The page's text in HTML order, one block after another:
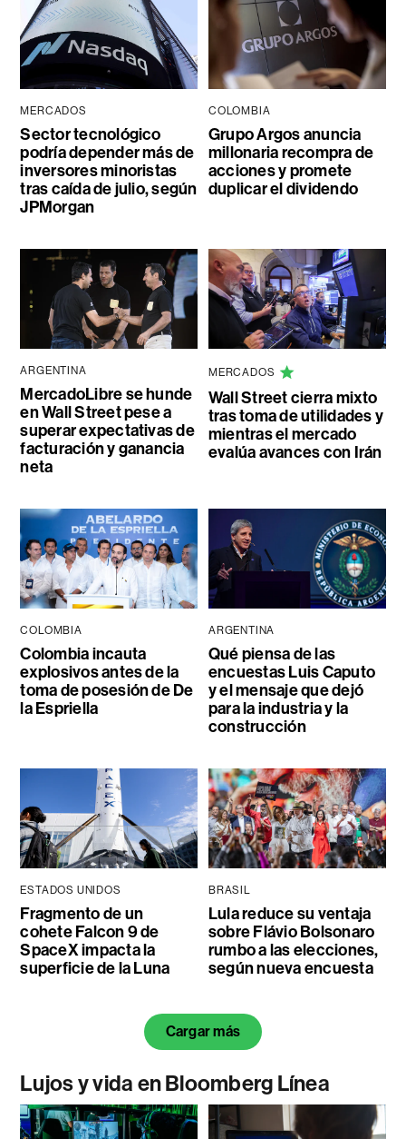
MERCADOS
Sector tecnológico
podría depender más de
inversores minoristas
tras caída de julio, según
JPMorgan
COLOMBIA
Grupo Argos anuncia
millonaria recompra de
acciones y promete
duplicar el dividendo
ARGENTINA
MercadoLibre se hunde
en Wall Street pese a
superar expectativas de
facturación y ganancia
neta
MERCADOS
Wall Street cierra mixto
tras toma de utilidades y
mientras el mercado
evalúa avances con Irán
COLOMBIA
Colombia incauta
explosivos antes de la
toma de posesión de De
la Espriella
ARGENTINA
Qué piensa de las
encuestas Luis Caputo
y el mensaje que dejó
para la industria y la
construcción
ESTADOS UNIDOS
Fragmento de un
cohete Falcon 9 de
SpaceX impacta la
superficie de la Luna
BRASIL
Lula reduce su ventaja
sobre Flávio Bolsonaro
rumbo a las elecciones,
según nueva encuesta
Cargar más
Lujos y vida en Bloomberg Línea